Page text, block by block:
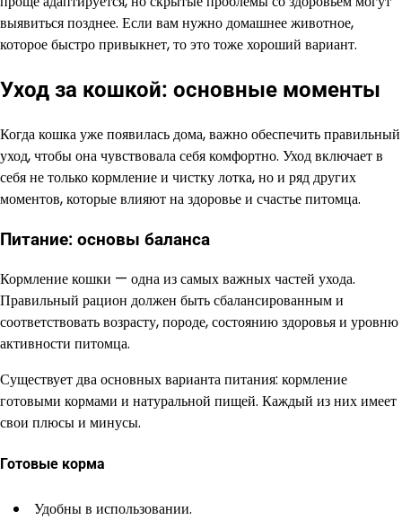
выявиться позднее. Если вам нужно домашнее животное,
которое быстро привыкнет, то это тоже хороший вариант.
Уход за кошкой: основные моменты
Когда кошка уже появилась дома, важно обеспечить правильный
уход, чтобы она чувствовала себя комфортно. Уход включает в
себя не только кормление и чистку лотка, но и ряд других
моментов, которые влияют на здоровье и счастье питомца.
Питание: основы баланса
Кормление кошки — одна из самых важных частей ухода.
Правильный рацион должен быть сбалансированным и
соответствовать возрасту, породе, состоянию здоровья и уровню
активности питомца.
Существует два основных варианта питания: кормление
готовыми кормами и натуральной пищей. Каждый из них имеет
свои плюсы и минусы.
Готовые корма
Удобны в использовании.